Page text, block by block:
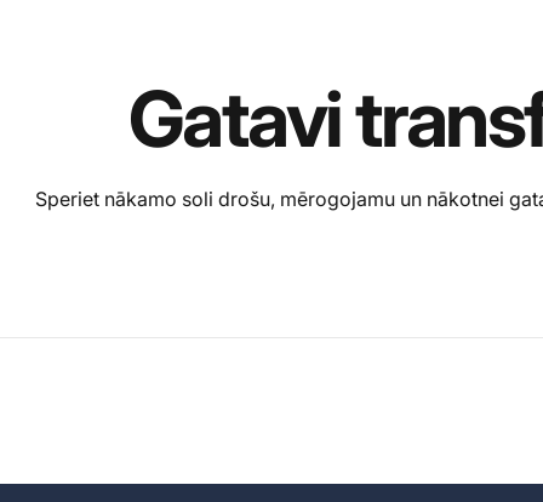
Gatavi
Speriet nākamo soli drošu, mērogojamu un nākotnei